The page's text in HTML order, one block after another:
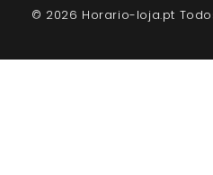
© 2026 Horario-loja.pt